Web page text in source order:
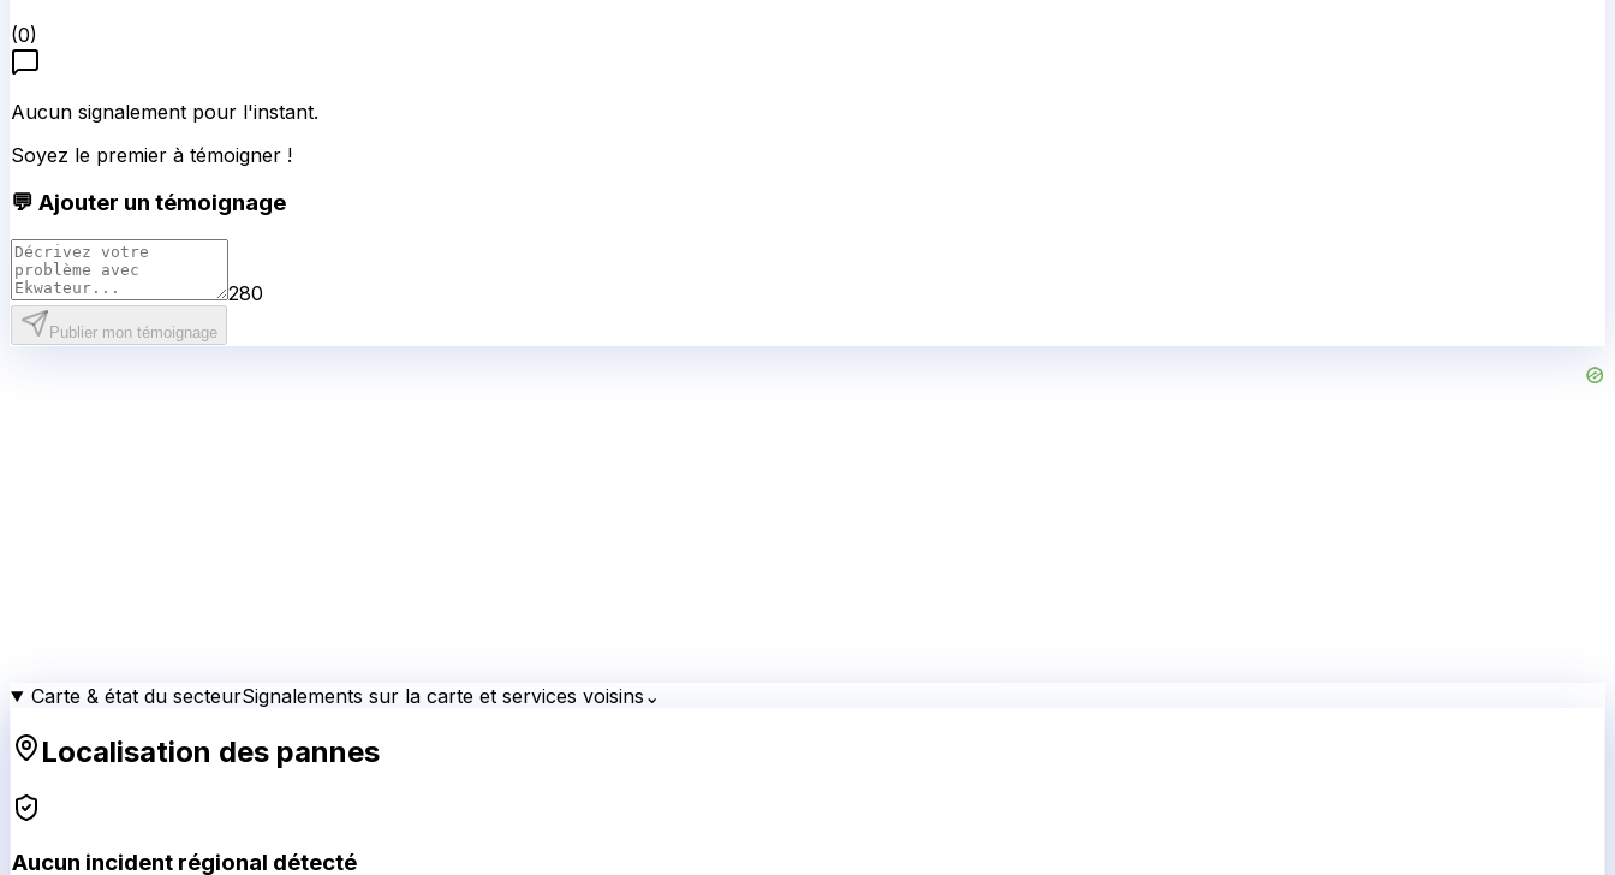
(0)
Aucun signalement pour l'instant.
Soyez le premier à témoigner !
💬 Ajouter un témoignage
280
Publier mon témoignage
Carte & état du secteurSignalements sur la carte et services voisins ⌄
Localisation des pannes
Aucun incident régional détecté